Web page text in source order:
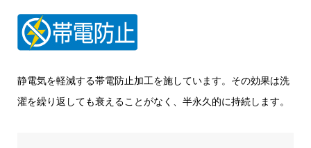
静電気を軽減する帯電防止加工を施しています。その効果は洗
濯を繰り返しても衰えることがなく、半永久的に持続します。